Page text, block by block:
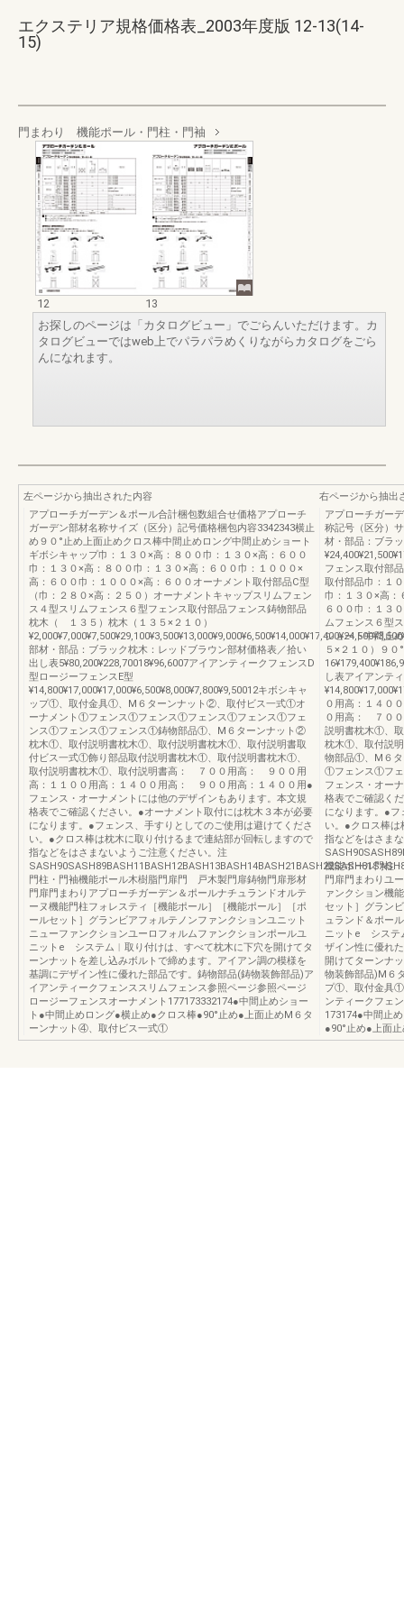
エクステリア規格価格表_2003年度版 12-13(14-
15)
門まわり 機能ポール・門柱・門袖
12
13
お探しのページは「カタログビュー」でごらんいただけます。カ
タログビューではweb上でパラパラめくりながらカタログをごら
んになれます。
左ページから抽出された内容
アプローチガーデン＆ポール合計梱包数組合せ価格アプローチ
ガーデン部材名称サイズ（区分）記号価格梱包内容3342343横止
め９０°止め上面止めクロス棒中間止めロング中間止めショート
ギボシキャップ巾：１３０×高：８００巾：１３０×高：６００
巾：１３０×高：８００巾：１３０×高：６００巾：１０００×
高：６００巾：１０００×高：６００オーナメント取付部品C型
（巾：２８０×高：２５０）オーナメントキャップスリムフェン
ス４型スリムフェンス６型フェンス取付部品フェンス鋳物部品
枕木（ １３５）枕木（１３５×２１０）
部材・部品：ブラック枕木：レッドブラウン部材価格表／拾い
出し表5¥80,200¥228,70018¥96,6007アイアンティークフェンスD
型ロージーフェンスE型
¥14,800¥17,000¥17,000¥6,500¥8,000¥7,800¥9,50012キボシキャ
ップ①、取付金具①、M６ターンナット②、取付ビス一式①オ
ーナメント①フェンス①フェンス①フェンス①フェンス①フェ
ンス①フェンス①フェンス①鋳物部品①、M６ターンナット②
枕木①、取付説明書枕木①、取付説明書枕木①、取付説明書取
付ビス一式①飾り部品取付説明書枕木①、取付説明書枕木①、
取付説明書枕木①、取付説明書高： ７００用高： ９００用
高：１１００用高：１４００用高： ９００用高：１４００用●
フェンス・オーナメントには他のデザインもあります。本文規
格表でご確認ください。●オーナメント取付には枕木３本が必要
になります。●フェンス、手すりとしてのご使用は避けてくださ
い。●クロス棒は枕木に取り付けるまで連結部が回転しますので
指などをはさまないようご注意ください。注
門柱・門袖機能ポール木樹脂門扉門 戸木製門扉鋳物門扉形材
門扉門まわりアプローチガーデン＆ポールナチュランドオルテ
ーヌ機能門柱フォレスティ［機能ポール］［機能ポール］［ポ
ールセット］グランビアフォルテノンファンクションユニット
ニューファンクションユーロフォルムファンクションポールユ
ニットe システム︱取り付けは、すべて枕木に下穴を開けてタ
ーンナットを差し込みボルトで締めます。アイアン調の模様を
基調にデザイン性に優れた部品です。鋳物部品(鋳物装飾部品)ア
イアンティークフェンススリムフェンス参照ページ参照ページ
ロージーフェンスオーナメント177173332174●中間止めショー
ト●中間止めロング●横止め●クロス棒●90°止め●上面止めM６タ
ーンナット④、取付ビス一式①
右ページから抽出
アプローチガー
称記号（区分）
材・部品：ブラ
フェンス取付部
取付部品巾：１
巾：１３０×高：
６００巾：１３
ムフェンス６型
ショート中間止
５×２１０）９
し表アイアンテ
０用高：１４０
０用高： ７０
説明書枕木①、
枕木①、取付説
物部品①、M６
①フェンス①フ
フェンス・オー
格表でご確認く
になります。●フ
い。●クロス棒は
指などをはさま
機能ポール門柱
門扉門まわりユ
ァンクション機
セット］グラン
ュランド＆ポー
ニットe システ
ザイン性に優れ
開けてターンナ
物装飾部品)M６
プ①、取付金具①
ンティークフェ
173174●中間止
●90°止め●上面